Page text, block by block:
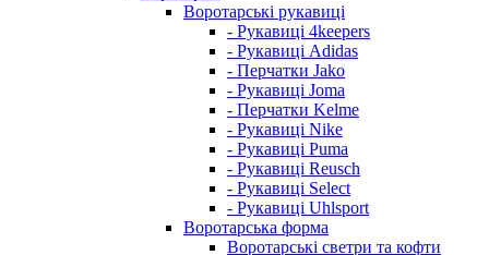
Воротарські рукавиці
- Рукавиці 4keepers
- Рукавиці Adidas
- Перчатки Jako
- Рукавиці Joma
- Перчатки Kelme
- Рукавиці Nike
- Рукавиці Puma
- Рукавиці Reusch
- Рукавиці Select
- Рукавиці Uhlsport
Воротарська форма
Воротарські светри та кофти